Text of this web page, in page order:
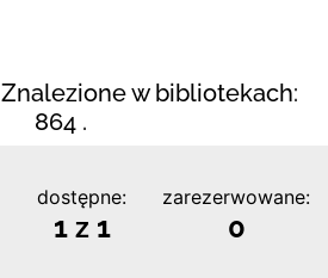
Znalezione w bibliotekach:
864 .
dostępne:
1 z 1
zarezerwowane:
0